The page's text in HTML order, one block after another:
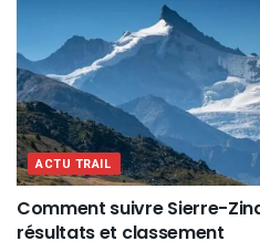
ACTU TRAIL
Comment suivre Sierre-
résultats et classement